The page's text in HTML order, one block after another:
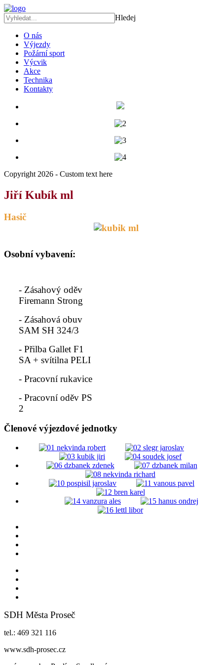
Hledej
O nás
Výjezdy
Požární sport
Výcvik
Akce
Technika
Kontakty
Copyright 2026 - Custom text here
Jiří Kubík ml
Hasič
Osobní vybavení:
- Zásahový oděv
Firemann Strong
- Zásahová obuv
SAM SH 324/3
- Přilba Gallet F1
SA + svítilna PELI
- Pracovní rukavice
- Pracovní oděv PS
2
Členové výjezdové jednotky
SDH Města Proseč
tel.: 469 321 116
www.sdh-prosec.cz